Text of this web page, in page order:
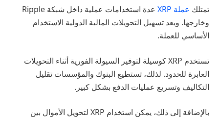
تمتلك عملة XRP
عدة استخدامات عملية داخل شبكة Ripple
وخارجها. ويعد تسهيل التحويلات المالية الدولية الاستخدام
الأساسي للعملة.
تستخدم XRP كوسيلة لتوفير السيولة الفورية أثناء التحويلات
العابرة للحدود. لذلك، تستطيع البنوك والمؤسسات تقليل
التكاليف وتسريع عمليات الدفع بشكل كبير.
بالإضافة إلى ذلك، يمكن استخدام XRP لتحويل الأموال بين